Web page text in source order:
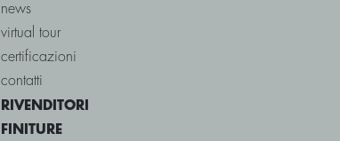
news
virtual tour
certificazioni
contatti
RIVENDITORI
FINITURE